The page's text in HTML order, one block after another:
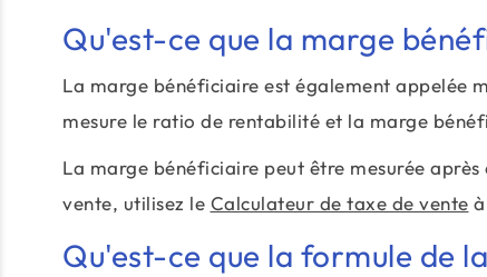
Qu'est-ce que la marge
La marge bénéficiaire est également appelée
mesure le ratio de rentabilité et la marge
La marge bénéficiaire peut être mesurée
vente, utilisez le Calculateur de taxe de vente
Qu'est-ce que la formule de